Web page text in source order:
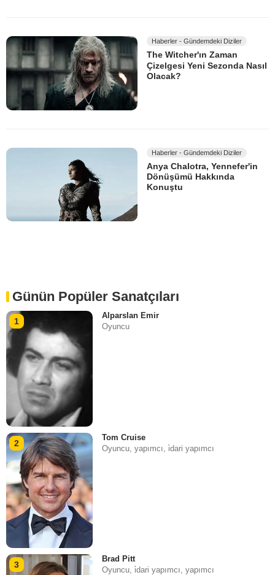
Haberler - Gündemdeki Diziler
The Witcher'ın Zaman
Çizelgesi Yeni Sezonda Nasıl
Olacak?
Haberler - Gündemdeki Diziler
Anya Chalotra, Yennefer'in
Dönüşümü Hakkında
Konuştu
Günün Popüler Sanatçıları
1
Alparslan Emir
Oyuncu
2
Tom Cruise
Oyuncu, yapımcı, i̇dari yapımcı
3
Brad Pitt
Oyuncu, i̇dari yapımcı, yapımcı